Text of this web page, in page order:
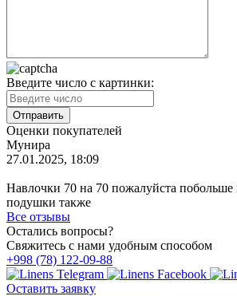
Введите число с картинки:
Оценки покупателей
Мунира
27.01.2025, 18:09
Навлочки 70 на 70 пожалуйста побольше
подушки также
Все отзывы
Остались вопросы?
Свяжитесь с нами удобным способом
+998 (78) 122-09-88
Оставить заявку